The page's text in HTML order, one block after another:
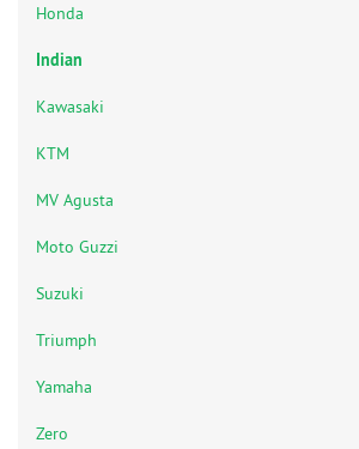
Honda
Indian
Kawasaki
KTM
MV Agusta
Moto Guzzi
Suzuki
Triumph
Yamaha
Zero